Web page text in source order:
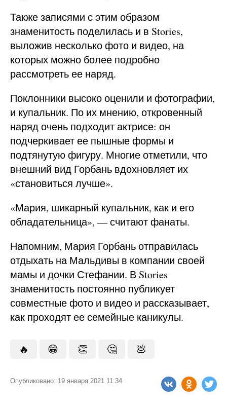
Также записями с этим образом
знаменитость поделилась и в Stories,
выложив несколько фото и видео, на
которых можно более подробно
рассмотреть ее наряд.
Поклонники высоко оценили и фотографии,
и купальник. По их мнению, откровенный
наряд очень подходит актрисе: он
подчеркивает ее пышные формы и
подтянутую фигуру. Многие отметили, что
внешний вид Горбань вдохновляет их
«становиться лучше».
«Мария, шикарный купальник, как и его
обладательница», — считают фанаты.
Напомним, Мария Горбань отправилась
отдыхать на Мальдивы в компании своей
мамы и дочки Стефании. В Stories
знаменитость постоянно публикует
совместные фото и видео и рассказывает,
как проходят ее семейные каникулы.
🔥 😁 👏 🤔 💩
Опубликовано: 19 января 2021 11:34